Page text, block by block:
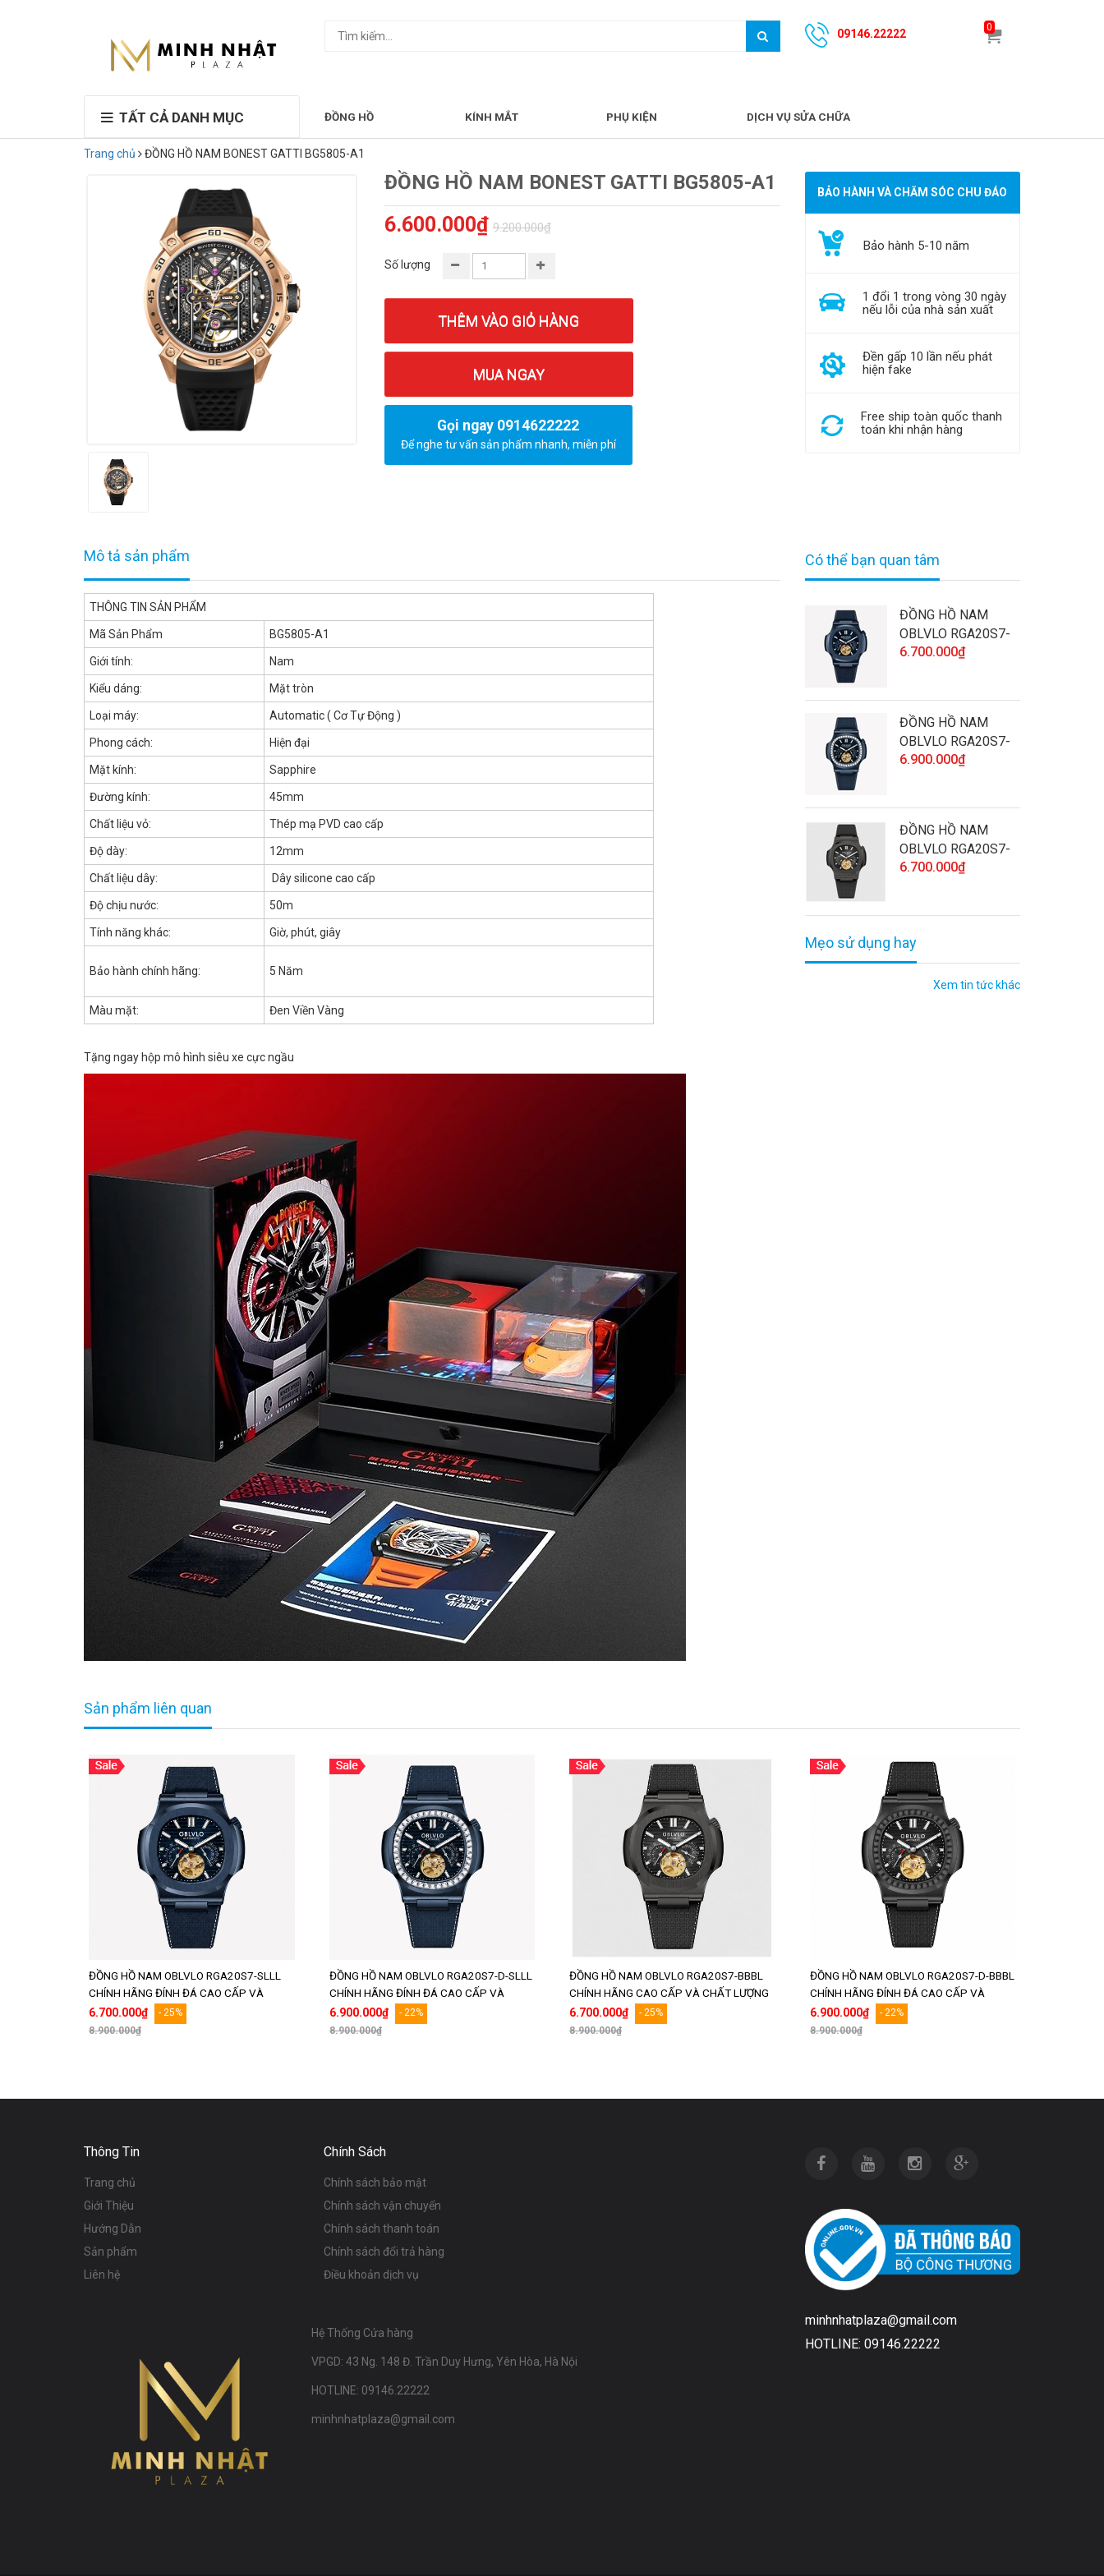
09146.22222
0
TẤT CẢ DANH MỤC ĐỒNG HỒ KÍNH MẮT PHỤ KIỆN DỊCH VỤ SỬA CHỮA
Trang chủ ĐỒNG HỒ NAM BONEST GATTI BG5805-A1
ĐỒNG HỒ NAM BONEST GATTI BG5805-A1
6.600.000₫ 9.200.000₫
Số lượng
THÊM VÀO GIỎ HÀNG
MUA NGAY
Gọi ngay 0914622222
Để nghe tư vấn sản phẩm nhanh, miễn phí
BẢO HÀNH VÀ CHĂM SÓC CHU ĐÁO
Bảo hành 5-10 năm
1 đổi 1 trong vòng 30 ngày
nếu lỗi của nhà sản xuất
Đền gấp 10 lần nếu phát
hiện fake
Free ship toàn quốc thanh
toán khi nhận hàng
Mô tả sản phẩm
THÔNG TIN SẢN PHẨM
Mã Sản Phẩm BG5805-A1
Giới tính: Nam
Kiểu dáng: Mặt tròn
Loại máy: Automatic ( Cơ Tự Động )
Phong cách: Hiện đại
Mặt kính: Sapphire
Đường kính: 45mm
Chất liệu vỏ: Thép mạ PVD cao cấp
Độ dày: 12mm
Chất liệu dây: Dây silicone cao cấp
Độ chịu nước: 50m
Tính năng khác: Giờ, phút, giây
Bảo hành chính hãng: 5 Năm
Màu mặt: Đen Viền Vàng
Tặng ngay hộp mô hình siêu xe cực ngầu
Có thể bạn quan tâm
ĐỒNG HỒ NAM
OBLVLO RGA20S7-
SLLL CHÍNH HÃNG
6.700.000₫
ĐỒNG HỒ NAM
OBLVLO RGA20S7-
D-SLLL CHÍNH
6.900.000₫
ĐỒNG HỒ NAM
OBLVLO RGA20S7-
BBBL CHÍNH HÃNG
6.700.000₫
Mẹo sử dụng hay
Xem tin tức khác
Sản phẩm liên quan
ĐỒNG HỒ NAM OBLVLO RGA20S7-SLLL
CHÍNH HÃNG ĐÍNH ĐÁ CAO CẤP VÀ
CHẤT LƯỢNG
6.700.000₫
- 25%
8.900.000₫
ĐỒNG HỒ NAM OBLVLO RGA20S7-D-SLLL
CHÍNH HÃNG ĐÍNH ĐÁ CAO CẤP VÀ
CHẤT LƯỢNG
6.900.000₫
- 22%
8.900.000₫
ĐỒNG HỒ NAM OBLVLO RGA20S7-BBBL
CHÍNH HÃNG CAO CẤP VÀ CHẤT LƯỢNG
6.700.000₫
- 25%
8.900.000₫
ĐỒNG HỒ NAM OBLVLO RGA20S7-D-BBBL
CHÍNH HÃNG ĐÍNH ĐÁ CAO CẤP VÀ
CHẤT LƯỢNG
6.900.000₫
- 22%
8.900.000₫
Thông Tin
Trang chủ
Giới Thiệu
Hướng Dẫn
Sản phẩm
Liên hệ
Chính Sách
Chính sách bảo mật
Chính sách vận chuyển
Chính sách thanh toán
Chính sách đổi trả hàng
Điều khoản dịch vụ
Hệ Thống Cửa hàng
VPGD: 43 Ng. 148 Đ. Trần Duy Hưng, Yên Hòa, Hà Nội
HOTLINE: 09146.22222
minhnhatplaza@gmail.com
minhnhatplaza@gmail.com
HOTLINE: 09146.22222